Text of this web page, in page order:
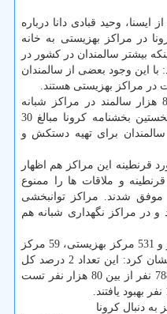
وحید قبادی دانا درباره
در مراکز بهزیستی به خانه
بیشتر سالمندان در کشور در
این وجود بعضی از سالمندان
مراکز بهزیستی هستند.
وی با اشاره به اینکه در مجموع 80 هزار سالمند در مراکز شبانه
روزی حضور دارند، اضافه کرد: با نخستین بخشنامه کرونا مبالغ 30
برای تهیه دستکش و
قرنطینه این مراکز هم اظهار
و ملاقات ها را ممنوع
موفق شدند. مراکز توانبخشی
در مراکز نگهداری شبانه هم
قبادی دانا با اشاره به اینکه از 2 هزار و 531 مرکز بهزیستی، 59 مرکز
به ویروس کرونا آلوده شدند، خاطرنشان کرد: این تعداد 2 درصد کل
مراکز شبانه روزی است. همینطور 788 نفر از بین 80 هزار نفر تست